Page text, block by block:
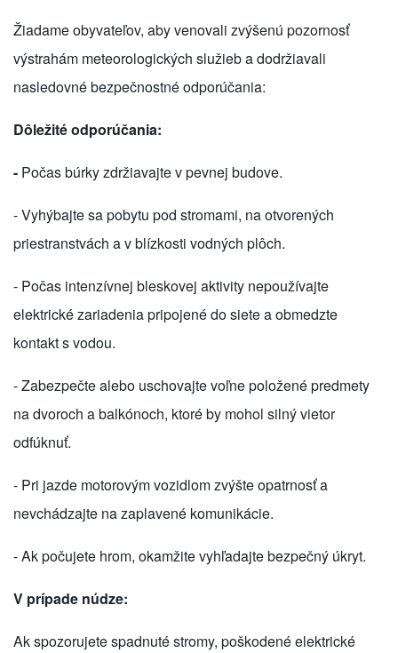
Žiadame obyvateľov, aby venovali zvýšenú pozornosť
výstrahám meteorologických služieb a dodržiavali
nasledovné bezpečnostné odporúčania:
Dôležité odporúčania:
- Počas búrky zdržiavajte v pevnej budove.
- Vyhýbajte sa pobytu pod stromami, na otvorených
priestranstvách a v blízkosti vodných plôch.
- Počas intenzívnej bleskovej aktivity nepoužívajte
elektrické zariadenia pripojené do siete a obmedzte
kontakt s vodou.
- Zabezpečte alebo uschovajte voľne položené predmety
na dvoroch a balkónoch, ktoré by mohol silný vietor
odfúknuť.
- Pri jazde motorovým vozidlom zvýšte opatrnosť a
nevchádzajte na zaplavené komunikácie.
- Ak počujete hrom, okamžite vyhľadajte bezpečný úkryt.
V prípade núdze:
Ak spozorujete spadnuté stromy, poškodené elektrické